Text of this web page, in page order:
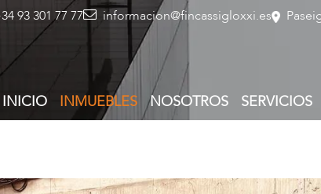
93 301 77 77 informacion@fincassigloxxi.es
INICIO INMUEBLES NOSOTROS SERVICIOS